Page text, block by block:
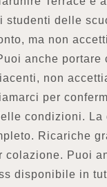
studenti delle
ma non
anche portare
non
per
condizioni. La
Ricariche
colazione. Puoi
disponibile in